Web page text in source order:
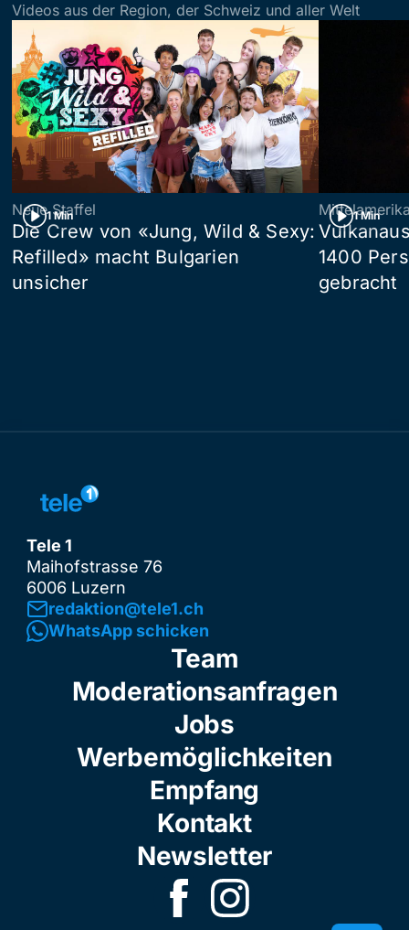
Videos aus der Region, der Schweiz und aller Welt
1 Min
Neue Staffel
Die Crew von «Jung, Wild & Sexy:
Refilled» macht Bulgarien
unsicher
1 Min
1400
gebracht
Tele 1
Maihofstrasse 76
6006 Luzern
redaktion@tele1.ch
WhatsApp schicken
Team
Moderationsanfragen
Jobs
Werbemöglichkeiten
Empfang
Kontakt
Newsletter